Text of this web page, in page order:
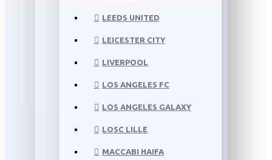
LEEDS UNITED
LEICESTER CITY
LIVERPOOL
LOS ANGELES FC
LOS ANGELES GALAXY
LOSC LILLE
MACCABI HAIFA